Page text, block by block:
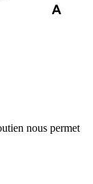
nous permet